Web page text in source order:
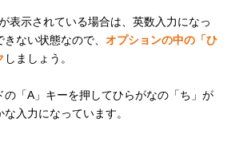
表示されている場合は、英数入力になっ
ない状態なので、 オプションの中の「ひ
しましょう。
の「A」キーを押してひらがなの「ち」が
入力になっています。